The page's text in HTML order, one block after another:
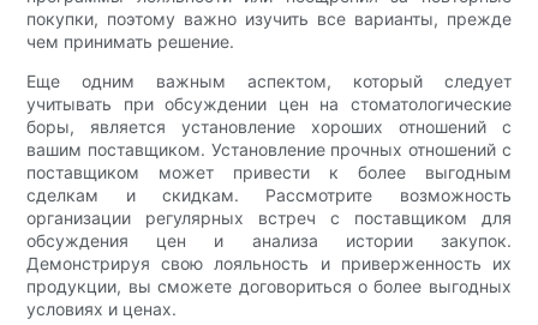
покупки, поэтому важно изучить все варианты, прежде
чем принимать решение.
Еще одним важным аспектом, который следует
учитывать при обсуждении цен на стоматологические
боры, является установление хороших отношений с
вашим поставщиком. Установление прочных отношений с
поставщиком может привести к более выгодным
сделкам и скидкам. Рассмотрите возможность
организации регулярных встреч с поставщиком для
обсуждения цен и анализа истории закупок.
Демонстрируя свою лояльность и приверженность их
продукции, вы сможете договориться о более выгодных
условиях и ценах.